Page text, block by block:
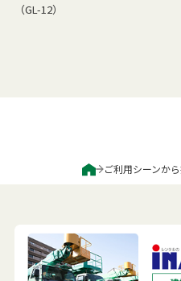
（GL-12）
ご利用シーンか